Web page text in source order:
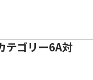
テゴリー6A対